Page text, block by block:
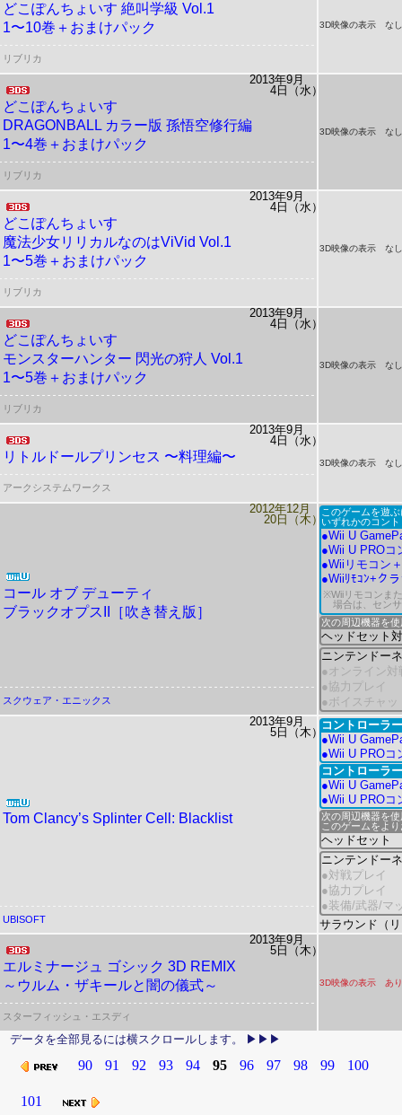
どこぽんちょいす 絶叫学級 Vol.1
1〜10巻＋おまけパック
3D映像の表示 なし
リブリカ
2013年9月
4日（水）
どこぽんちょいす
DRAGONBALL カラー版 孫悟空修行編
1〜4巻＋おまけパック
3D映像の表示 なし
リブリカ
2013年9月
4日（水）
どこぽんちょいす
魔法少女リリカルなのはViVid Vol.1
1〜5巻＋おまけパック
3D映像の表示 なし
リブリカ
2013年9月
4日（水）
どこぽんちょいす
モンスターハンター 閃光の狩人 Vol.1
1〜5巻＋おまけパック
3D映像の表示 なし
リブリカ
2013年9月
4日（水）
リトルドールプリンセス 〜料理編〜 3D映像の表示 なし
アークシステムワークス
2012年12月
20日（木）
コール オブ デューティ
ブラックオプスII［吹き替え版］
このゲームを遊
いずれかのコン
●Wii U
●Wii U PROコ
●Wiiリモコン
●Wiiﾘﾓｺﾝ+ク
※Wiiリモコンま
場合は、 セン
次の周辺機器を
ヘッドセット
ニンテンドー
●オンライン対
●協力プレイ
●ボイスチャッ
スクウェア・エニックス
2013年9月
5日（木）
Tom Clancy’s Splinter Cell: Blacklist
コントローラ
●Wii U
●Wii U PROコ
コントローラ
●Wii U
●Wii U PROコ
次の周辺機器を
このゲームをよ
ヘッドセット
ニンテンドー
●対戦プレイ
●協力プレイ
●装備/武器/マ
サラウンド（
UBISOFT
2013年9月
5日（木）
エルミナージュ ゴシック 3D REMIX
～ウルム・ザキールと闇の儀式～
3D映像の表示 あり
スターフィッシュ・エスディ
90 91 92 93 94 95 96 97 98 99 100
101